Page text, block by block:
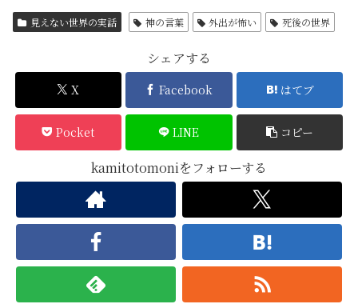
見えない世界の実話 神の言葉 外出が怖い 死後の世界
シェアする
X Facebook はてブ
Pocket LINE コピー
kamitotomoniをフォローする